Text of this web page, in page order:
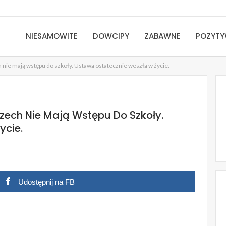
NIESAMOWITE DOWCIPY ZABAWNE
mają wstępu do szkoły. Ustawa ostatecznie weszła w życie.
Nie Mają Wstępu Do Szkoły.
Udostępnij na FB